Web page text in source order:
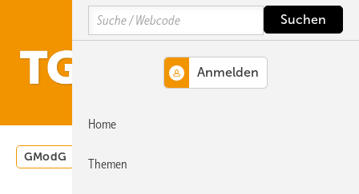
Hauptinhalt
Hauptmenü
SiteSearch
GModG Wärmepumpe
Search
Home
Themen